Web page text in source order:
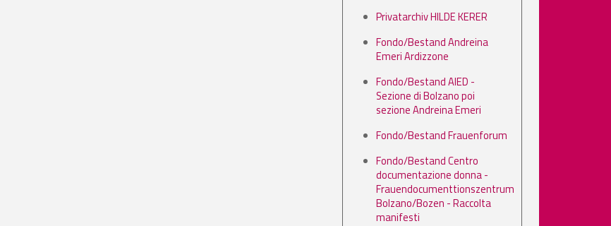
Privatarchiv HILDE KERER
Fondo/Bestand Andreina
Emeri Ardizzone
Fondo/Bestand AIED -
Sezione di Bolzano poi
sezione Andreina Emeri
Fondo/Bestand Frauenforum
Fondo/Bestand Centro
documentazione donna -
Frauendocumenttionszentrum
Bolzano/Bozen - Raccolta
manifesti